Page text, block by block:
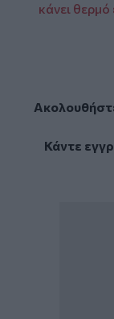
κάνει θερμό
Κάντε